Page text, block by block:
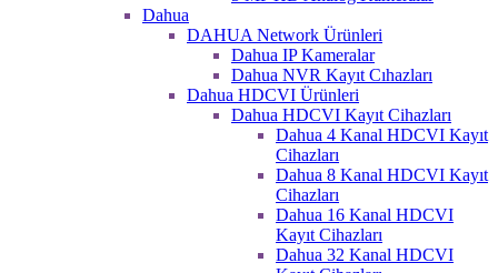
Dahua
DAHUA Network Ürünleri
Dahua IP Kameralar
Dahua NVR Kayıt Cıhazları
Dahua HDCVI Ürünleri
Dahua HDCVI Kayıt Cihazları
Dahua 4 Kanal HDCVI Kayıt
Cihazları
Dahua 8 Kanal HDCVI Kayıt
Cihazları
Dahua 16 Kanal HDCVI
Kayıt Cihazları
Dahua 32 Kanal HDCVI